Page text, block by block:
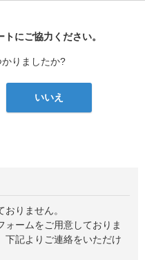
にご協力ください。
りましたか?
いいえ
りません。
ォームをご用意しておりま
下記よりご連絡をいただけ